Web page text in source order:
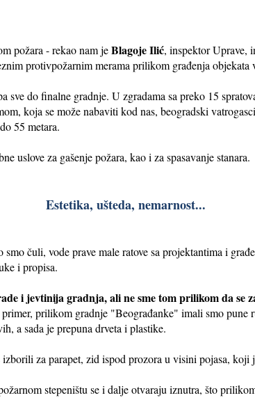
požara - rekao nam jeBlagoje Ilić, inspektor Uprave,
protivpožarnim merama prilikom građenja objekata
sve do finalne gradnje. U zgradama sa preko 15
koja se može nabaviti kod nas, beogradski
55 metara.
uslove za gašenje požara, kao i za spasavanje stanara.
Estetika, ušteda, nemarnost...
čuli, vode prave male ratove sa projektantima i
i propisa.
i jevtinija gradnja, ali ne sme tom prilikom da se
prilikom gradnje "Beograđanke" imali smo pune
a sada je prepuna drveta i plastike.
za parapet, zid ispod prozora u visini pojasa,
stepeništu se i dalje otvaraju iznutra, što